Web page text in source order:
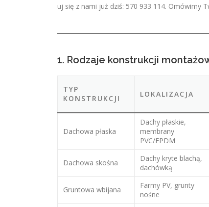
uj się z nami już dziś: 570 933 114. Omówimy
1. Rodzaje konstrukcji
TYP
KONSTRUKCJI
LOKALIZACJA
Dachowa płaska
Dachy płaskie,
membrany
PVC/EPDM
Dachowa skośna
Dachy kryte blachą,
dachówką
Gruntowa wbijana
Farmy PV, grunty
nośne